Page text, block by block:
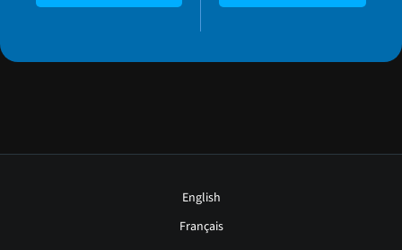
English
Français